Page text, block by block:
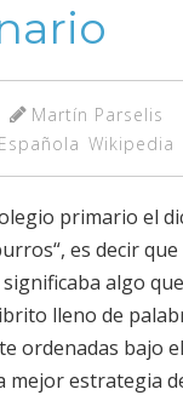
Martín Parselis
Wikipedia
primario el
es decir
algo
lleno de
ordenadas bajo
mejor estrategia